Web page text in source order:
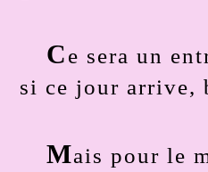
Ce sera un
si ce jour arrive,
Mais pour le